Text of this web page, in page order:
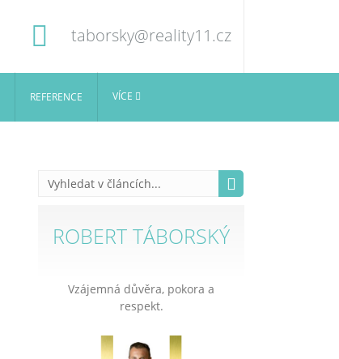
taborsky@reality11.cz
REFERENCE VÍCE
ROBERT TÁBORSKÝ
Vzájemná důvěra, pokora a
respekt.